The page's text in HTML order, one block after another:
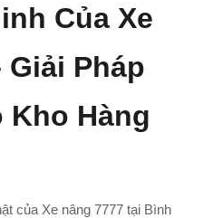
Của Xe
Giải Pháp
Kho Hàng
của Xe nâng 7777 tại Bình